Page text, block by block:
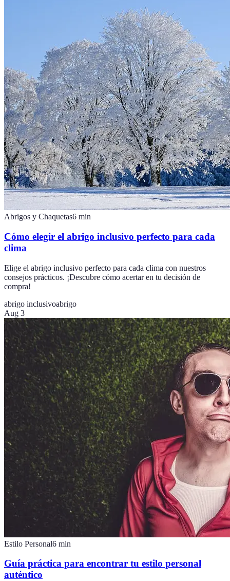
Abrigos y Chaquetas6 min
Cómo elegir el abrigo inclusivo perfecto para cada
clima
Elige el abrigo inclusivo perfecto para cada clima con nuestros
consejos prácticos. ¡Descubre cómo acertar en tu decisión de
compra!
abrigo inclusivoabrigo
Aug 3
Estilo Personal6 min
Guía práctica para encontrar tu estilo personal
auténtico